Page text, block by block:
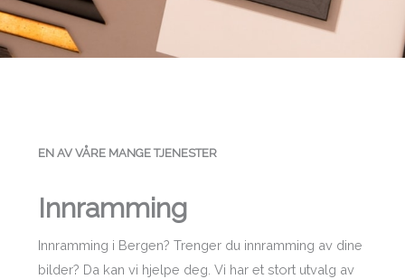
EN AV VÅRE MANGE TJENESTER
Innramming
Innramming i Bergen? Trenger du innramming av dine
bilder? Da kan vi hjelpe deg. Vi har et stort utvalg av